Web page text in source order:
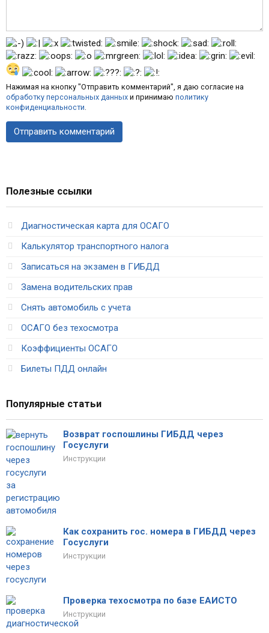
Нажимая на кнопку "Отправить комментарий", я даю согласие на
обработку персональных данных и принимаю политику
конфиденциальности.
Полезные ссылки
Диагностическая карта для ОСАГО
Калькулятор транспортного налога
Записаться на экзамен в ГИБДД
Замена водительских прав
Снять автомобиль с учета
ОСАГО без техосмотра
Коэффициенты ОСАГО
Билеты ПДД онлайн
Популярные статьи
Возврат госпошлины ГИБДД через
Госуслуги
Инструкции
Как сохранить гос. номера в ГИБДД через
Госуслуги
Инструкции
Проверка техосмотра по базе ЕАИСТО
Инструкции